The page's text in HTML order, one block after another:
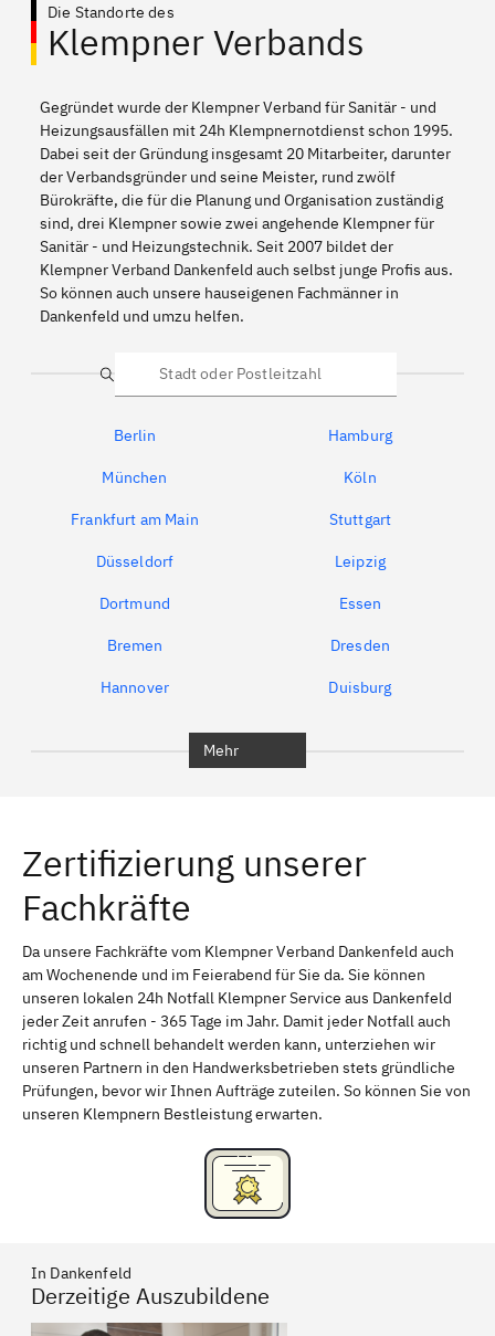
Die Standorte des
Klempner Verbands
Gegründet wurde der Klempner Verband für Sanitär - und
Heizungsausfällen mit 24h Klempnernotdienst schon 1995.
Dabei seit der Gründung insgesamt 20 Mitarbeiter, darunter
der Verbandsgründer und seine Meister, rund zwölf
Bürokräfte, die für die Planung und Organisation zuständig
sind, drei Klempner sowie zwei angehende Klempner für
Sanitär - und Heizungstechnik. Seit 2007 bildet der
Klempner Verband Dankenfeld auch selbst junge Profis aus.
So können auch unsere hauseigenen Fachmänner in
Dankenfeld und umzu helfen.
Suche
Berlin Hamburg
München Köln
Frankfurt am Main Stuttgart
Düsseldorf Leipzig
Dortmund Essen
Bremen Dresden
Hannover Duisburg
Erlangen Bamberg
Bayreuth
Schweinfurt Passau
Freising Rudelsdorf, Mittelfranken
Mehr
Zertifizierung unserer
Fachkräfte
Da unsere Fachkräfte vom Klempner Verband Dankenfeld auch
am Wochenende und im Feierabend für Sie da. Sie können
unseren lokalen 24h Notfall Klempner Service aus Dankenfeld
jeder Zeit anrufen - 365 Tage im Jahr. Damit jeder Notfall auch
richtig und schnell behandelt werden kann, unterziehen wir
unseren Partnern in den Handwerksbetrieben stets gründliche
Prüfungen, bevor wir Ihnen Aufträge zuteilen. So können Sie von
unseren Klempnern Bestleistung erwarten.
In Dankenfeld
Derzeitige Auszubildene